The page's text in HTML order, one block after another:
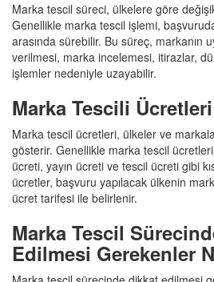
Marka tescil süreci, ülkelere göre
Genellikle marka tescil işlemi,
arasında sürebilir. Bu süreç, markanın
verilmesi, marka incelemesi, itirazlar,
işlemler nedeniyle uzayabilir.
Marka Tescili
Marka tescil ücretleri, ülkeler ve
gösterir. Genellikle marka tescil
ücreti, yayın ücreti ve tescil ücreti gibi
ücretler, başvuru yapılacak ülkenin
ücret tarifesi ile belirlenir.
Marka Tescil
Edilmesi Gerekenler